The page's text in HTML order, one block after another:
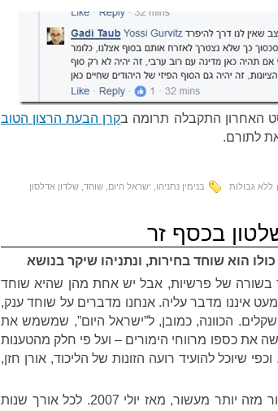
האחרון התקבלה תרומה בקרן הבעת הרצון הטוב
לתורם.
ללא גבולות בנימין נתניהו ישראל היום שוחד שלדון אדלסון
בכסף זר
הוא שוחד בחירות, ונתניהו שיקר בנושא
בשורה של פרשיות, אבל יש אחת מהן שהיא שוחד
איננו מדבר עליה. אנחנו מדברים על שוחד ענק,
הכוונה, כמובן, ל”ישראל היום”, שמשמש את
את כספו מרווחי הימורים – ועל פי חלק מהטענות
שיוכל להועיד רועה הזונות של הליכוד, אורן חזן,
נזכיר. “ישראל היום” יוצא לאור מזה יותר מעשור, מאז יולי 2007. לכל אורך שנות